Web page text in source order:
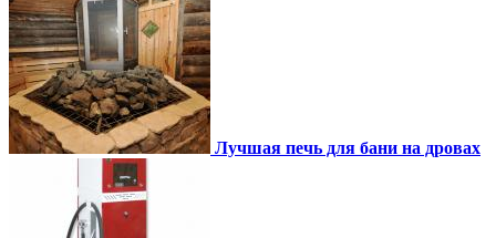
Лучшая печь для бани на дровах